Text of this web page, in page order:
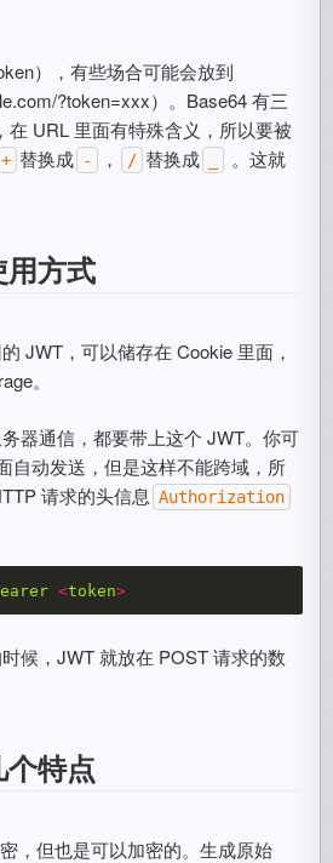
），有些场合可能会放到
?token=xxx）。Base64 有三
，在 URL 里面有特殊含义，所以要被
+ 替换成 - ， / 替换成
。这就
方式
JWT，可以储存在 Cookie 里面，
。
器通信，都要带上这个 JWT。你可
自动发送，但是这样不能跨域，所
请求的头信息 Authorization
<token>
候，JWT 就放在 POST 请求的数
特点
，但也是可以加密的。生成原始